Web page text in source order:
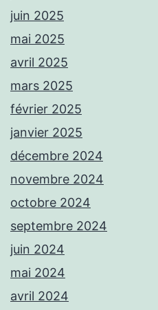
juin 2025
mai 2025
avril 2025
mars 2025
février 2025
janvier 2025
décembre 2024
novembre 2024
octobre 2024
septembre 2024
juin 2024
mai 2024
avril 2024